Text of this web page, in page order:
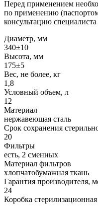
Перед применением
по применению
консультацию специалиста
Диаметр, мм
340±10
Высота, мм
175±5
Вес, не более, кг
1,8
Условный объем, л
12
Материал
нержавеющая сталь
Срок сохранения
20
Фильтры
есть, 2 сменных
Материал фильтров
хлопчатобумажная ткань
Гарантия производителя,
24
Коробка